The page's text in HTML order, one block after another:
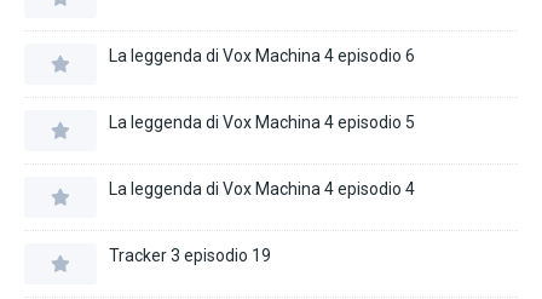
La leggenda di Vox Machina 4 episodio 6
La leggenda di Vox Machina 4 episodio 5
La leggenda di Vox Machina 4 episodio 4
Tracker 3 episodio 19